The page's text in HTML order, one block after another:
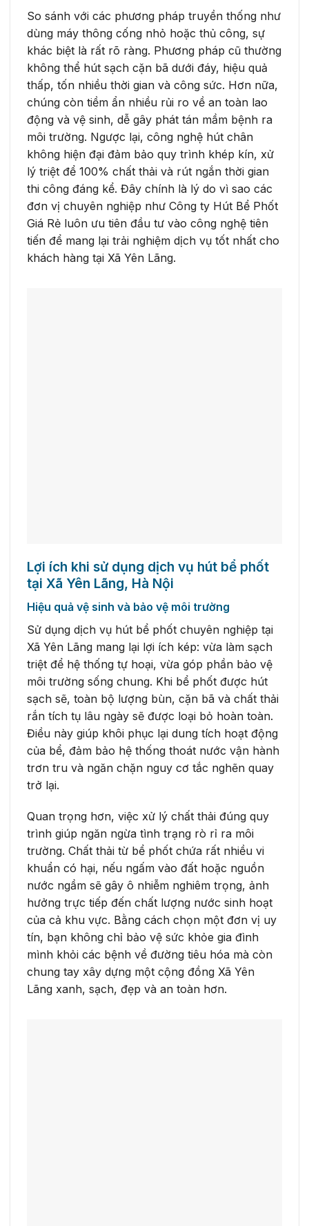
So sánh với các phương pháp truyền thống như
dùng máy thông cống nhỏ hoặc thủ công, sự
khác biệt là rất rõ ràng. Phương pháp cũ thường
không thể hút sạch cặn bã dưới đáy, hiệu quả
thấp, tốn nhiều thời gian và công sức. Hơn nữa,
chúng còn tiềm ẩn nhiều rủi ro về an toàn lao
động và vệ sinh, dễ gây phát tán mầm bệnh ra
môi trường. Ngược lại, công nghệ hút chân
không hiện đại đảm bảo quy trình khép kín, xử
lý triệt để 100% chất thải và rút ngắn thời gian
thi công đáng kể. Đây chính là lý do vì sao các
đơn vị chuyên nghiệp như Công ty Hút Bể Phốt
Giá Rẻ luôn ưu tiên đầu tư vào công nghệ tiên
tiến để mang lại trải nghiệm dịch vụ tốt nhất cho
khách hàng tại Xã Yên Lãng.
Lợi ích khi sử dụng dịch vụ hút bể phốt
tại Xã Yên Lãng, Hà Nội
Hiệu quả vệ sinh và bảo vệ môi trường
Sử dụng dịch vụ hút bể phốt chuyên nghiệp tại
Xã Yên Lãng mang lại lợi ích kép: vừa làm sạch
triệt để hệ thống tự hoại, vừa góp phần bảo vệ
môi trường sống chung. Khi bể phốt được hút
sạch sẽ, toàn bộ lượng bùn, cặn bã và chất thải
rắn tích tụ lâu ngày sẽ được loại bỏ hoàn toàn.
Điều này giúp khôi phục lại dung tích hoạt động
của bể, đảm bảo hệ thống thoát nước vận hành
trơn tru và ngăn chặn nguy cơ tắc nghẽn quay
trở lại.
Quan trọng hơn, việc xử lý chất thải đúng quy
trình giúp ngăn ngừa tình trạng rò rỉ ra môi
trường. Chất thải từ bể phốt chứa rất nhiều vi
khuẩn có hại, nếu ngấm vào đất hoặc nguồn
nước ngầm sẽ gây ô nhiễm nghiêm trọng, ảnh
hưởng trực tiếp đến chất lượng nước sinh hoạt
của cả khu vực. Bằng cách chọn một đơn vị uy
tín, bạn không chỉ bảo vệ sức khỏe gia đình
mình khỏi các bệnh về đường tiêu hóa mà còn
chung tay xây dựng một cộng đồng Xã Yên
Lãng xanh, sạch, đẹp và an toàn hơn.